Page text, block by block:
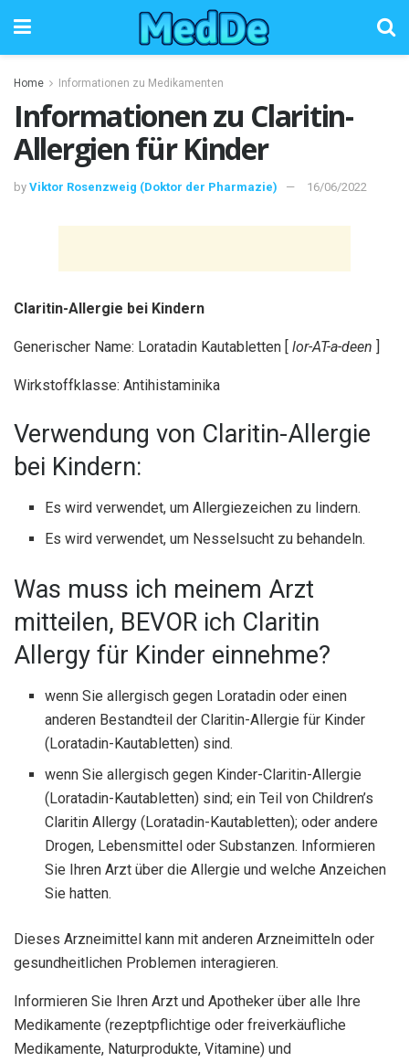
Home Informationen zu Medikamenten
Informationen zu Claritin-
Allergien für Kinder
by Viktor Rosenzweig (Doktor der Pharmazie) 16/06/2022
Claritin-Allergie bei Kindern
Generischer Name: Loratadin Kautabletten [ lor-AT-a-deen ]
Wirkstoffklasse: Antihistaminika
Verwendung von Claritin-Allergie
bei Kindern:
Es wird verwendet, um Allergiezeichen zu lindern.
Es wird verwendet, um Nesselsucht zu behandeln.
Was muss ich meinem Arzt
mitteilen, BEVOR ich Claritin
Allergy für Kinder einnehme?
wenn Sie allergisch gegen Loratadin oder einen
anderen Bestandteil der Claritin-Allergie für Kinder
(Loratadin-Kautabletten) sind.
wenn Sie allergisch gegen Kinder-Claritin-Allergie
(Loratadin-Kautabletten) sind; ein Teil von Children’s
Claritin Allergy (Loratadin-Kautabletten); oder andere
Drogen, Lebensmittel oder Substanzen. Informieren
Sie Ihren Arzt über die Allergie und welche Anzeichen
Sie hatten.
Dieses Arzneimittel kann mit anderen Arzneimitteln oder
gesundheitlichen Problemen interagieren.
Informieren Sie Ihren Arzt und Apotheker über alle Ihre
Medikamente (rezeptpflichtige oder freiverkäufliche
Medikamente, Naturprodukte, Vitamine) und